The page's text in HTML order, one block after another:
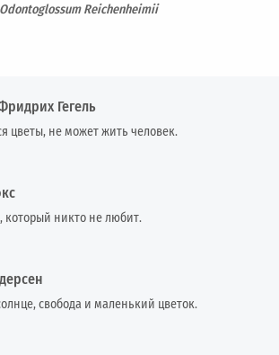
Odontoglossum Reichenheimii
Гегель
цветы, не может жить человек.
который никто не любит.
свобода и маленький цветок.